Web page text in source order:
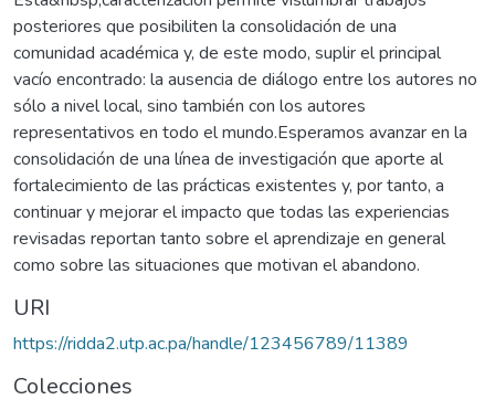
posteriores que posibiliten la consolidación de una
comunidad académica y, de este modo, suplir el principal
vacío encontrado: la ausencia de diálogo entre los autores no
sólo a nivel local, sino también con los autores
representativos en todo el mundo.Esperamos avanzar en la
consolidación de una línea de investigación que aporte al
fortalecimiento de las prácticas existentes y, por tanto, a
continuar y mejorar el impacto que todas las experiencias
revisadas reportan tanto sobre el aprendizaje en general
como sobre las situaciones que motivan el abandono.
URI
https://ridda2.utp.ac.pa/handle/123456789/11389
Colecciones